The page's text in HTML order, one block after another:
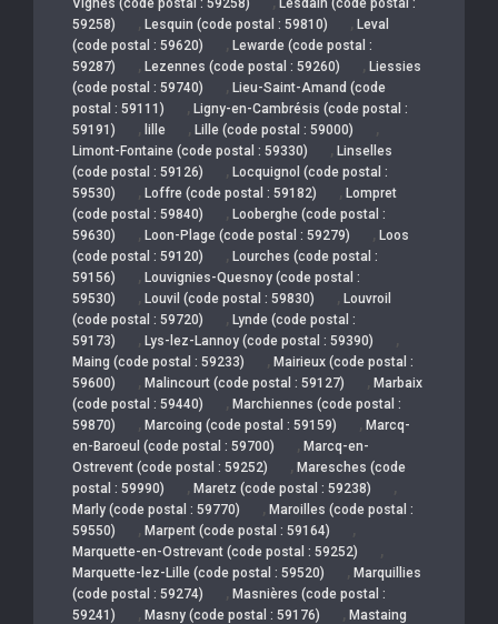
59258)
, Lesquin (code postal : 59810) , Leval
(code postal : 59620)
, Lewarde (code postal :
59287)
, Lezennes (code postal : 59260) , Liessies
(code postal : 59740)
, Lieu-Saint-Amand (code
postal : 59111)
, Ligny-en-Cambrésis (code postal :
59191)
, lille , Lille (code postal : 59000) ,
Limont-Fontaine (code postal : 59330) , Linselles
(code postal : 59126)
, Locquignol (code postal :
59530)
, Loffre (code postal : 59182) , Lompret
(code postal : 59840)
, Looberghe (code postal :
59630)
, Loon-Plage (code postal : 59279) , Loos
(code postal : 59120)
, Lourches (code postal :
59156)
, Louvignies-Quesnoy (code postal :
59530)
, Louvil (code postal : 59830) , Louvroil
(code postal : 59720)
, Lynde (code postal :
59173)
, Lys-lez-Lannoy (code postal : 59390) ,
Maing (code postal : 59233) , Mairieux (code postal :
59600)
, Malincourt (code postal : 59127) , Marbaix
(code postal : 59440)
, Marchiennes (code postal :
59870)
, Marcoing (code postal : 59159) , Marcq-
en-Baroeul (code postal : 59700)
, Marcq-en-
Ostrevent (code postal : 59252)
, Maresches (code
postal : 59990)
, Maretz (code postal : 59238) ,
Marly (code postal : 59770) , Maroilles (code postal :
59550)
, Marpent (code postal : 59164) ,
Marquette-en-Ostrevant (code postal : 59252) ,
Marquette-lez-Lille (code postal : 59520) , Marquillies
(code postal : 59274)
, Masnières (code postal :
59241)
, Masny (code postal : 59176) , Mastaing